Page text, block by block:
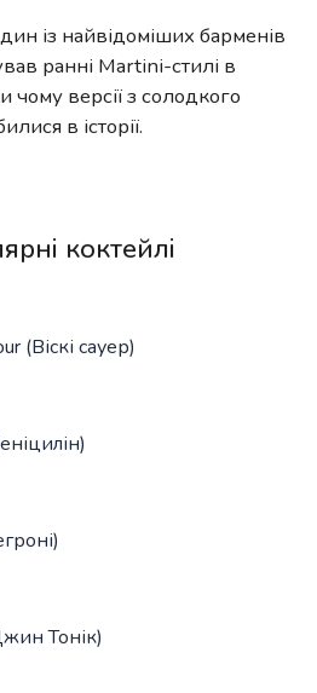
із найвідоміших барменів
ранні Martini-стилі в
чому версії з солодкого
в історії.
коктейлі
(Віскі сауер)
Тонік)